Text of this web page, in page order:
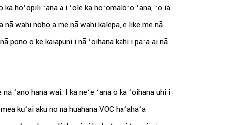
hoʻopili ʻana a i ʻole ka hoʻomaloʻo ʻana, ʻo ia
nā wahi noho a me nā wahi kalepa, e like me nā
pono o ke kaiapuni i nā ʻoihana kahi i paʻa ai nā
ʻano hana wai. I ka neʻe ʻana o ka ʻoihana uhi i
kūʻai aku no nā huahana VOC haʻahaʻa